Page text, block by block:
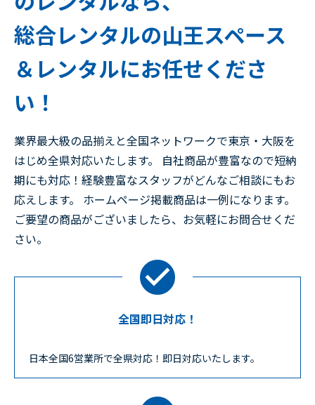
総合レンタルの山王スペース
＆レンタルにお任せくださ
い！
業界最大級の品揃えと全国ネットワークで東京・大阪を
はじめ全県対応いたします。 自社商品が豊富なので短納
期にも対応！経験豊富なスタッフがどんなご相談にもお
応えします。 ホームページ掲載商品は一例になります。
ご要望の商品がございましたら、お気軽にお問合せくだ
さい。
全国即日対応！
日本全国6営業所で全県対応！即日対応いたします。